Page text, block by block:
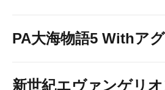
PA大海物語5 Withア
新世紀エヴァンゲリ